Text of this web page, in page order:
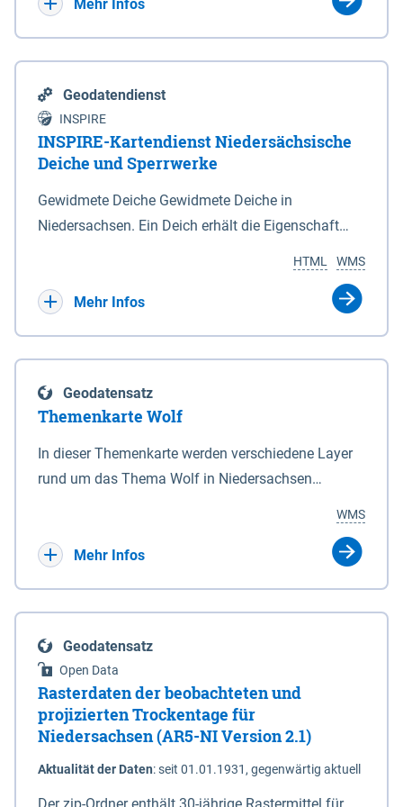
Mehr Infos
Geodatendienst
INSPIRE
INSPIRE-Kartendienst Niedersächsische
Deiche und Sperrwerke
Gewidmete Deiche Gewidmete Deiche in
Niedersachsen. Ein Deich erhält die Eigenschaft
Deichbehörde durch Verordnung ausspricht. Für
enthalten. Sperrwerke Sperrwerke sind Bauwerke
mit Sperrvorrichtungen in Tidegewässern, die dem
Schutz eines Gebietes vor erhöhten Tiden, vor allem
vor Sturmfluten, zu dienen bestimmt sind (§2 Abs.3
Eigenschaft eines Sperrwerkes durch Widmung, die
die Deichbehörde durch Verordnung ausspricht.
WMS
HTML
Mehr Infos
Geodatensatz
Themenkarte Wolf
In dieser Themenkarte werden verschiedene Layer
rund um das Thema Wolf in Niedersachsen
sowie Status der bestehenden Wolfsterritorien im
laufenden Monitoringjahr.
WMS
Mehr Infos
Geodatensatz
Open Data
Rasterdaten der beobachteten und
projizierten Trockentage für
Niedersachsen (AR5-NI Version 2.1)
Aktualität der Daten:seit 01.01.1931, gegenwärtig aktuell